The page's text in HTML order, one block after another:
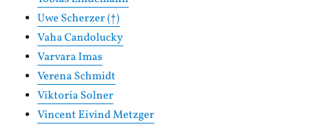
Uwe Scherzer (†)
Vaha Candolucky
Varvara Imas
Verena Schmidt
Viktoria Solner
Vincent Eivind Metzger